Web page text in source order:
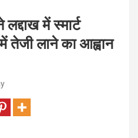
में स्मार्ट
तेजी लाने का आह्वान